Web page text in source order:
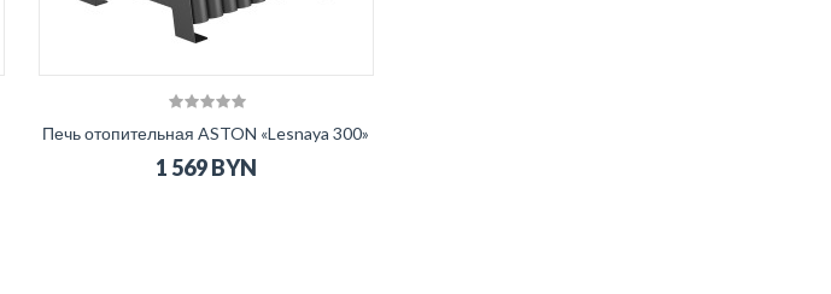
Печь отопительная ASTON «Lesnaya 300»
1 569 BYN